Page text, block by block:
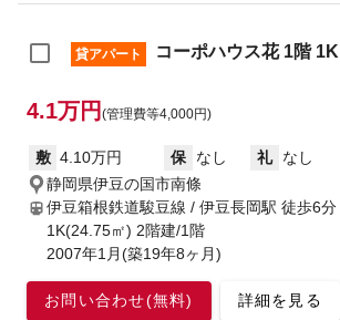
貸アパート コーポハウス花 1階 1K
4.1万円 (管理費等4,000円)
敷 4.10万円 保 なし 礼
なし
静岡県伊豆の国市南條
伊豆箱根鉄道駿豆線 / 伊豆長岡駅 徒歩6分
1K(24.75㎡) 2階建/1階
2007年1月(築19年8ヶ月)
お問い合わせ(無料) 詳細を見る